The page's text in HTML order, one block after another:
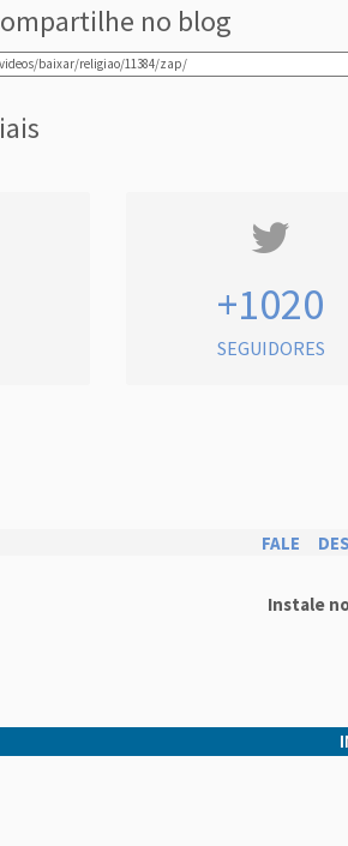
no blog
+1020
SEGUIDORES
FALE
Instale